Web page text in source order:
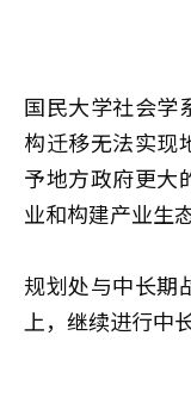
国民大学社会
构迁移无法实
予地方政府更大
业和构建产业生
规划处与中长期
上，继续进行中